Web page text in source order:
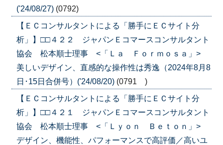
('24/08/27) (0792)
【ＥＣコンサルタントによる「勝手にＥＣサイト分
析」】□□４２２ ジャパンＥコマースコンサルタント
協会 松本順士理事 <「Ｌａ Ｆｏｒｍｏｓａ」>
美しいデザイン、直感的な操作性は秀逸（2024年8月8
日･15日合併号）('24/08/20) (0791 )
【ＥＣコンサルタントによる「勝手にＥＣサイト分
析」】□□４２１ ジャパンＥコマースコンサルタント
協会 松本順士理事 <「Ｌｙｏｎ Ｂｅｔｏｎ」>
デザイン、機能性、パフォーマンスで高評価／高いユ